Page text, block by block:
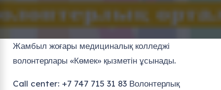
Жамбыл жоғары медициналық колледжі
волонтерлары «Көмек» қызметін ұсынады.
Call center: +7 747 715 31 83 Волонтерлық